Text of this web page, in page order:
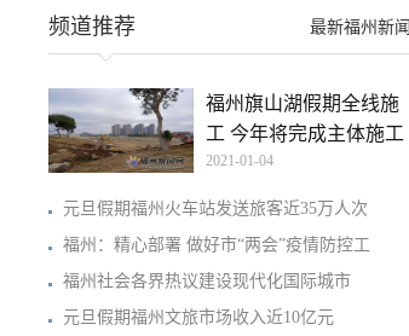
最新福州新闻
频道推荐
福州旗山湖假期全线施
工 今年将完成主体施工
2021-01-04
元旦假期福州火车站发送旅客近35万人次
福州：精心部署 做好市“两会”疫情防控工
福州社会各界热议建设现代化国际城市
元旦假期福州文旅市场收入近10亿元